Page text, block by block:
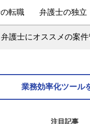
転職 弁護士の独立
弁護士にオススメの案
業務効率化ツール